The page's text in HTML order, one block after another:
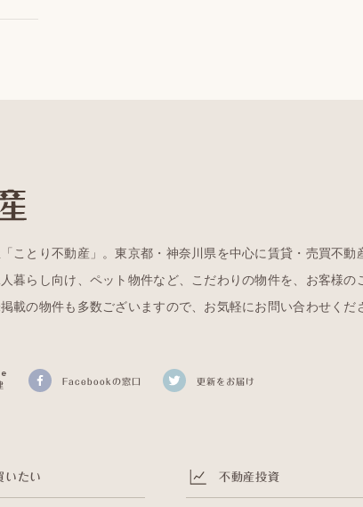
ことり不動産」。東京都・神奈川県を中心に賃貸・売買不動
暮らし向け、ペット物件など、こだわりの物件を、お客様の
載の物件も多数ございますので、お気軽にお問い合わせくだ
Facebookの窓口 更新をお届け
いたい 不動産投資